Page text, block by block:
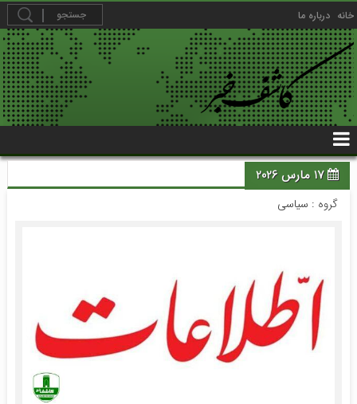
خانه درباره ما
17 مارس 2026
گروه : سیاسی